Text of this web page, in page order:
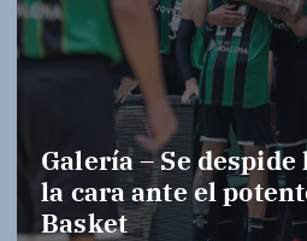
Galería – Se despide
la cara ante el
Basket